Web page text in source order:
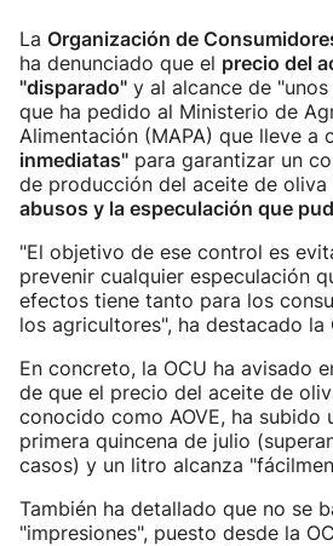
La Organización de
ha denunciado que el precio del
"disparado" y al alcance de
que ha pedido al Ministerio de
Alimentación (MAPA) que lleve a
inmediatas" para garantizar un
de producción del aceite de oliva
abusos y la especulación que
"El objetivo de ese control es
prevenir cualquier especulación
efectos tiene tanto para los
los agricultores", ha destacado la
En concreto, la OCU ha avisado
de que el precio del aceite de
conocido como AOVE, ha subido
primera quincena de julio
casos) y un litro alcanza
También ha detallado que no se
"impresiones", puesto desde la